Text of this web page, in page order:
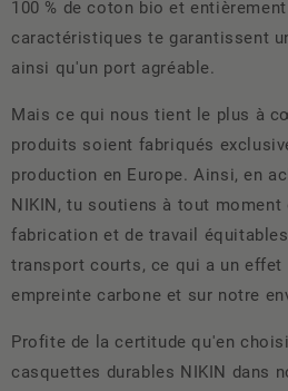
100 % de coton bio et
caractéristiques te garantissent
ainsi qu'un port agréable.
Mais ce qui nous tient le plus à
produits soient fabriqués
production en Europe. Ainsi, en
NIKIN, tu soutiens à tout
fabrication et de travail
transport courts, ce qui a un
empreinte carbone et sur notre
Profite de la certitude qu'en
casquettes durables NIKIN dans